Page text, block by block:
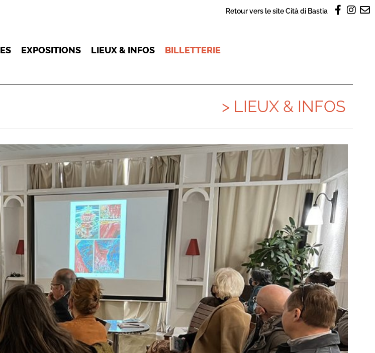
Retour vers le site Cità di Bastia
EXPOSITIONS LIEUX & INFOS BILLETTERIE
> LIEUX & INFOS